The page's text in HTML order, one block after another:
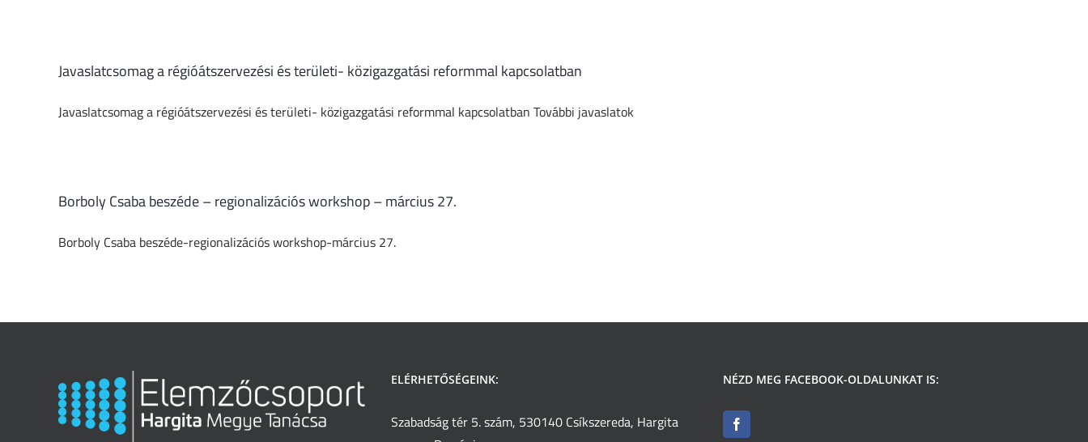
Javaslatcsomag a régióátszervezési és területi- közigazgatási reformmal kapcsolatban
Javaslatcsomag a régióátszervezési és területi- közigazgatási reformmal kapcsolatban További javaslatok
Borboly Csaba beszéde – regionalizációs workshop – március 27.
Borboly Csaba beszéde-regionalizációs workshop-március 27.
ELÉRHETŐSÉGEINK:
Szabadság tér 5. szám, 530140 Csíkszereda, Hargita
NÉZD MEG FACEBOOK-OLDALUNKAT IS: